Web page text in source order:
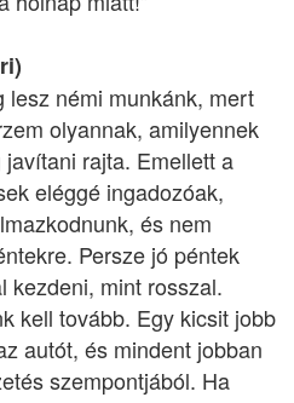
lesz némi munkánk, mert
olyannak, amilyennek
rajta. Emellett a
eléggé ingadozóak,
és nem
Persze jó péntek
kezdeni, mint rosszal.
kell tovább. Egy kicsit jobb
autót, és mindent jobban
szempontjából. Ha